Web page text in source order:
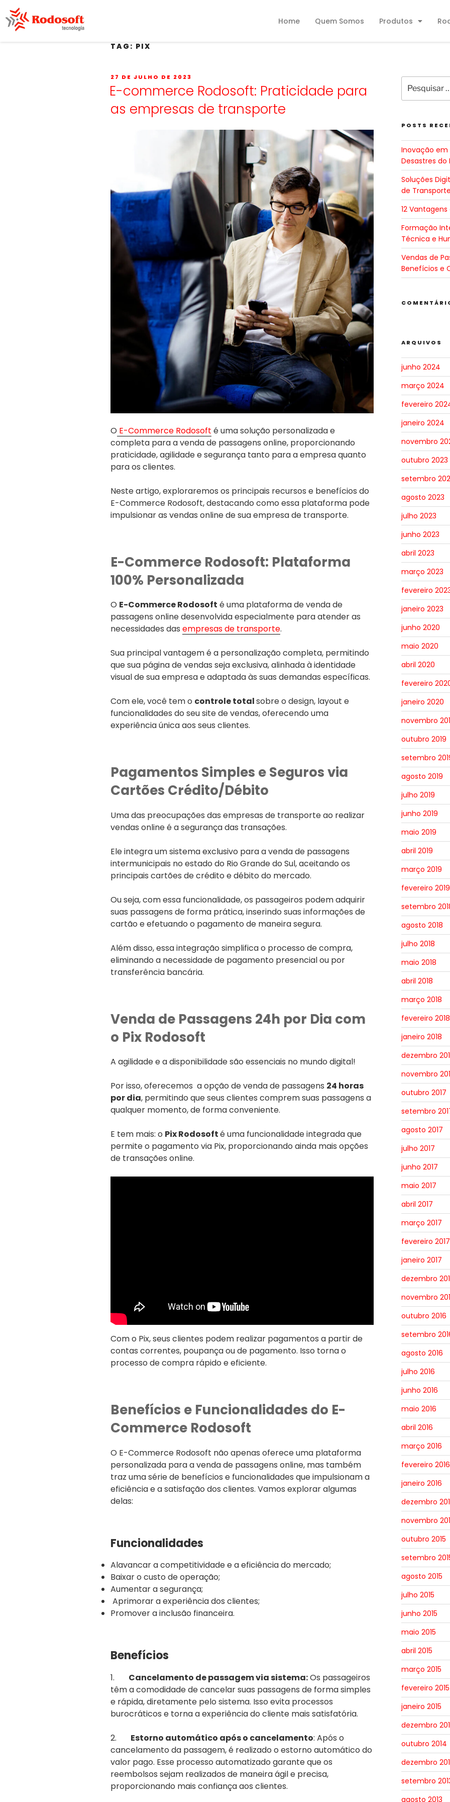
Home Quem Somos Produtos
TAG: PIX
27 DE JULHO DE 2023
E-commerce Rodosoft: Praticidade para
as empresas de transporte
O E-Commerce Rodosoft é uma solução personalizada e
completa para a venda de passagens online, proporcionando
praticidade, agilidade e segurança tanto para a empresa quanto
para os clientes.
Neste artigo, exploraremos os principais recursos e benefícios do
E-Commerce Rodosoft, destacando como essa plataforma pode
impulsionar as vendas online de sua empresa de transporte.
E-Commerce Rodosoft: Plataforma
100% Personalizada
O E-Commerce Rodosoft é uma plataforma de venda de
passagens online desenvolvida especialmente para atender as
necessidades das empresas de transporte.
Sua principal vantagem é a personalização completa, permitindo
que sua página de vendas seja exclusiva, alinhada à identidade
visual de sua empresa e adaptada às suas demandas específicas.
Com ele, você tem o controle totalsobre o design, layout e
funcionalidades do seu site de vendas, oferecendo uma
experiência única aos seus clientes.
Pagamentos Simples e Seguros via
Cartões Crédito/Débito
Uma das preocupações das empresas de transporte ao realizar
vendas online é a segurança das transações.
Ele integra um sistema exclusivo para a venda de passagens
intermunicipais no estado do Rio Grande do Sul, aceitando os
principais cartões de crédito e débito do mercado.
Ou seja, com essa funcionalidade, os passageiros podem adquirir
suas passagens de forma prática, inserindo suas informações de
cartão e efetuando o pagamento de maneira segura.
Além disso, essa integração simplifica o processo de compra,
eliminando a necessidade de pagamento presencial ou por
transferência bancária.
Venda de Passagens 24h por Dia com
o Pix Rodosoft
A agilidade e a disponibilidade são essenciais no mundo digital!
Por isso, oferecemos a opção de venda de passagens 24 horas
por dia, permitindo que seus clientes comprem suas passagens a
qualquer momento, de forma conveniente.
E tem mais: o Pix Rodosofté uma funcionalidade integrada que
permite o pagamento via Pix, proporcionando ainda mais opções
de transações online.
Com o Pix, seus clientes podem realizar pagamentos a partir de
contas correntes, poupança ou de pagamento. Isso torna o
processo de compra rápido e eficiente.
Benefícios e Funcionalidades do E-
Commerce Rodosoft
O E-Commerce Rodosoft não apenas oferece uma plataforma
personalizada para a venda de passagens online, mas também
traz uma série de benefícios e funcionalidades que impulsionam a
eficiência e a satisfação dos clientes. Vamos explorar algumas
delas:
Funcionalidades
Alavancar a competitividade e a eficiência do mercado;
Baixar o custo de operação;
Aumentar a segurança;
Aprimorar a experiência dos clientes;
Promover a inclusão financeira.
Benefícios
1. Cancelamento de passagem via sistema:Os passageiros
têm a comodidade de cancelar suas passagens de forma simples
e rápida, diretamente pelo sistema. Isso evita processos
burocráticos e torna a experiência do cliente mais satisfatória.
2. Estorno automático após o cancelamento: Após o
cancelamento da passagem, é realizado o estorno automático do
valor pago. Esse processo automatizado garante que os
reembolsos sejam realizados de maneira ágil e precisa,
proporcionando mais confiança aos clientes.
POSTS
Inovação em
Desastres do
Soluções
de
12
Formação
Técnica e
Vendas de
Benefícios e
ARQUIVOS
junho 2024
março 2024
fevereiro
janeiro 2024
novembro
outubro 2023
setembro
agosto 2023
julho 2023
junho 2023
abril 2023
março 2023
fevereiro
janeiro 2023
junho 2020
maio 2020
abril 2020
fevereiro
janeiro 2020
novembro
outubro 2019
setembro
agosto 2019
julho 2019
junho 2019
maio 2019
abril 2019
março 2019
fevereiro 2019
setembro
agosto 2018
julho 2018
maio 2018
abril 2018
março 2018
fevereiro 2018
janeiro 2018
dezembro
novembro
outubro 2017
setembro
agosto 2017
julho 2017
junho 2017
maio 2017
abril 2017
março 2017
fevereiro 2017
janeiro 2017
dezembro
novembro
outubro 2016
setembro
agosto 2016
julho 2016
junho 2016
maio 2016
abril 2016
março 2016
fevereiro 2016
janeiro 2016
dezembro
novembro
outubro 2015
setembro
agosto 2015
julho 2015
junho 2015
maio 2015
abril 2015
março 2015
fevereiro 2015
janeiro 2015
dezembro
outubro 2014
dezembro
setembro
agosto 2013